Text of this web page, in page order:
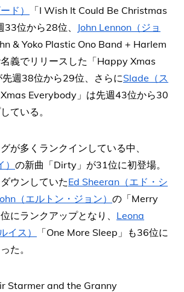
ド）
「I Wish It Could Be Christmas
位から28位、 John Lennon（ジョ
& Yoko Plastic Ono Band + Harlem
義でリリースした「Happy Xmas
週38位から29位、さらにSlade（ス
Xmas Everybody」は先週43位から30
ている。
が多くランクインしている中、
の新曲「Dirty」が31位に初登場。
ウンしていたEd Sheeran（エド・シ
（エルトン・ジョン） の「Merry
にランクアップとなり、 Leona
イス）
「One More Sleep」も36位に
た。
Starmer and the Granny